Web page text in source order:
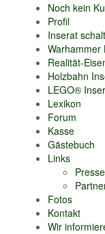
Noch kein
Profil
Inserat
Warhammer
Realität-
Holzbahn
LEGO®
Lexikon
Forum
Kasse
Gästebuch
Links
Fotos
Kontakt
Wir